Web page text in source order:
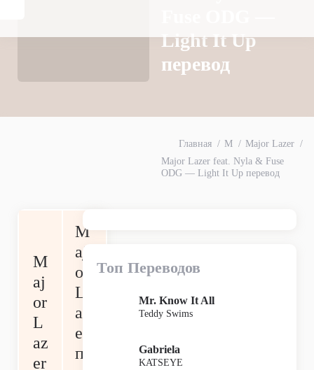
Light It Up
перевод
Главная M
Major Lazer
Major Lazer feat. Nyla & Fuse
ODG — Light It Up перевод
M
aj
or
L
az
er
M
aj
or
L
az
er
п
Топ Переводов
Mr. Know It All
Teddy Swims
Gabriela
KATSEYE